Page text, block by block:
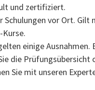
und zertifiziert.
Schulungen vor Ort. Gilt
Kurse.
einige Ausnahmen.
die Prüfungsübersicht
Sie mit unseren